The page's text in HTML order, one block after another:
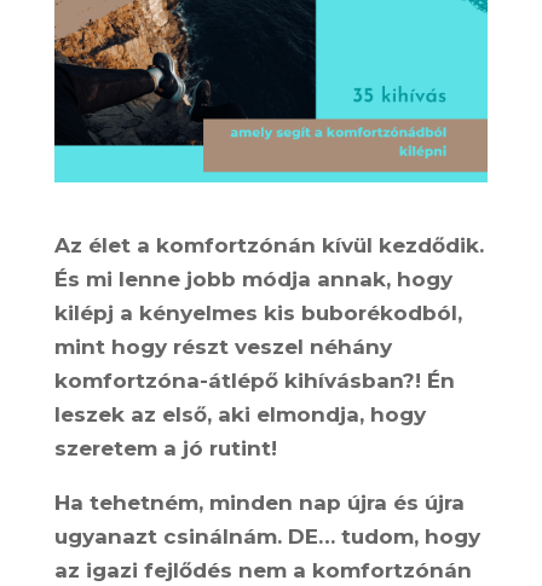
Az élet a komfortzónán kívül kezdődik.
És mi lenne jobb módja annak, hogy
kilépj a kényelmes kis buborékodból,
mint hogy részt veszel néhány
komfortzóna-átlépő kihívásban?! Én
leszek az első, aki elmondja, hogy
szeretem a jó rutint!
Ha tehetném, minden nap újra és újra
ugyanazt csinálnám. DE… tudom, hogy
az igazi fejlődés nem a komfortzónán